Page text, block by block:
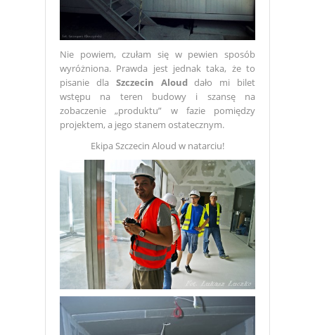
Nie powiem, czułam się w pewien sposób
wyróżniona. Prawda jest jednak taka, że to
pisanie dla Szczecin Alouddało mi bilet
wstępu na teren budowy i szansę na
zobaczenie „produktu” w fazie pomiędzy
projektem, a jego stanem ostatecznym.
Ekipa Szczecin Aloud w natarciu!